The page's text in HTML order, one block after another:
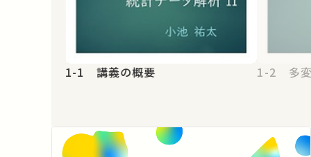
1-1 講義の概要 1-2 多変